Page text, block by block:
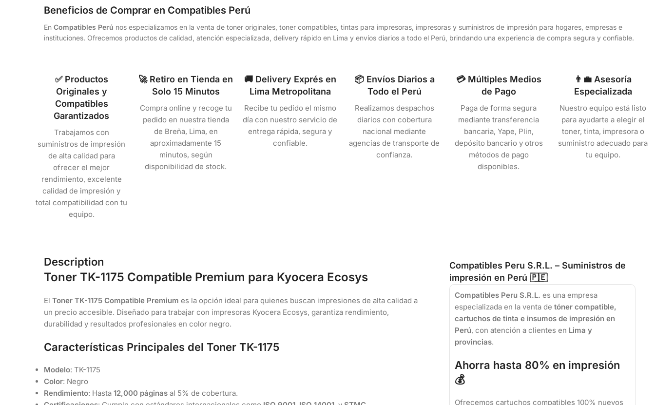
Beneficios de Comprar en Compatibles Perú
En Compatibles Perú nos especializamos en la venta de toner originales, toner compatibles, tintas para impresoras, impresoras y suministros de impresión para hogares, empresas e
instituciones. Ofrecemos productos de calidad, atención especializada, delivery rápido en Lima y envíos diarios a todo el Perú, brindando una experiencia de compra segura y confiable.
✅ Productos
Originales y
Compatibles
Garantizados
Trabajamos con
suministros de impresión
de alta calidad para
ofrecer el mejor
rendimiento, excelente
calidad de impresión y
total compatibilidad con tu
equipo.
🚀 Retiro en Tienda en
Solo 15 Minutos
Compra online y recoge tu
pedido en nuestra tienda
de Breña, Lima, en
aproximadamente 15
minutos, según
disponibilidad de stock.
🚚 Delivery Exprés en
Lima Metropolitana
Recibe tu pedido el mismo
día con nuestro servicio de
entrega rápida, segura y
confiable.
📦 Envíos Diarios a
Todo el Perú
Realizamos despachos
diarios con cobertura
nacional mediante
agencias de transporte de
confianza.
💳 Múltiples Medios
de Pago
Paga de forma segura
mediante transferencia
bancaria, Yape, Plin,
depósito bancario y otros
métodos de pago
disponibles.
👨‍💼 Asesoría
Especializada
Nuestro equipo está listo
para ayudarte a elegir el
toner, tinta, impresora o
suministro adecuado para
tu equipo.
Description
Toner TK-1175 Compatible Premium para Kyocera Ecosys
El Toner TK-1175 Compatible Premium es la opción ideal para quienes buscan impresiones de alta calidad a
un precio accesible. Diseñado para trabajar con impresoras Kyocera Ecosys, garantiza rendimiento,
durabilidad y resultados profesionales en color negro.
Características Principales del Toner TK-1175
Modelo: TK-1175
Color: Negro
Rendimiento: Hasta 12,000 páginas al 5% de cobertura.
Compatibles Peru S.R.L. – Suministros de
impresión en Perú 🇵🇪
Compatibles Peru S.R.L. es una empresa
especializada en la venta de tóner compatible,
cartuchos de tinta e insumos de impresión en
Perú, con atención a clientes en Lima y
provincias.
Ahorra hasta 80% en impresión
💰
Ofrecemos cartuchos compatibles 100% nuevos